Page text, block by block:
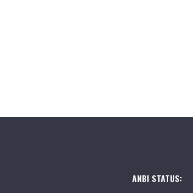
ANBI STATUS: